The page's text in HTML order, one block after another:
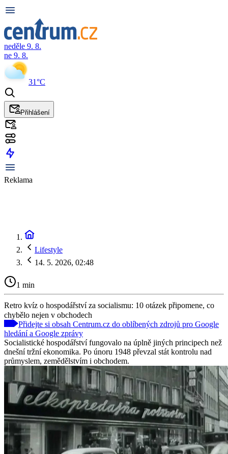
neděle 9. 8.
ne 9. 8.
31°C
Přihlášení
Reklama
Lifestyle
14. 5. 2026, 02:48
1 min
Retro kvíz o hospodářství za socialismu: 10 otázek připomene, co
chybělo nejen v obchodech
Přidejte si obsah Centrum.cz do oblíbených zdrojů pro Google
hledání a Google zprávy
Socialistické hospodářství fungovalo na úplně jiných principech než
dnešní tržní ekonomika. Po únoru 1948 převzal stát kontrolu nad
průmyslem, zemědělstvím i obchodem.